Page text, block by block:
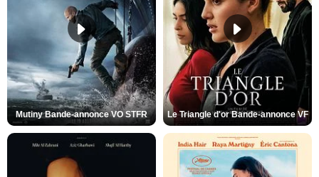
Mutiny Bande-annonce VO STFR Le Triangle d'or Bande-annonce VF